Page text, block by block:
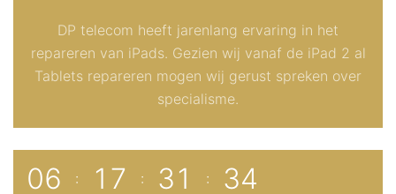
DP telecom heeft jarenlang ervaring in het
repareren van iPads. Gezien wij vanaf de iPad 2 al
Tablets repareren mogen wij gerust spreken over
specialisme.
06 : 1 7 : 31 : 34